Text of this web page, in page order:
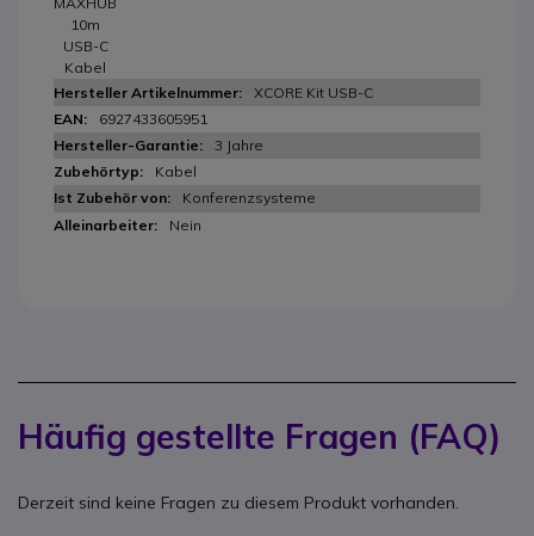
10m
USB-C
Kabel
XCORE Kit USB-C
6927433605951
3 Jahre
Kabel
Konferenzsysteme
Nein
Häufig gestellte Fragen (FAQ)
Derzeit sind keine Fragen zu diesem Produkt vorhanden.